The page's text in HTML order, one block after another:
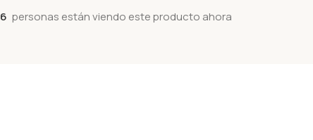
6 personas están viendo este producto ahora